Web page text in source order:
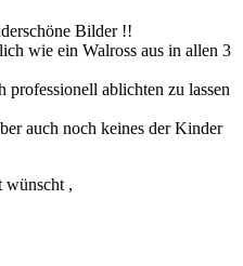
Bilder !!
wie ein Walross aus in allen 3
professionell ablichten zu lassen
auch noch keines der Kinder
wünscht ,